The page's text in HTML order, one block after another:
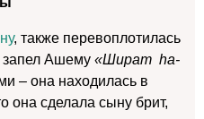
, также перевоплотилась
запел Ашему «Шират hа-
– она находилась в
она сделала сыну брит,